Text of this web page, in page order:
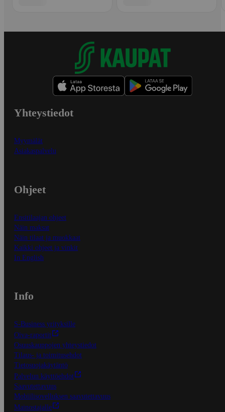
Yhteystiedot
Myymälät
Asiakaspalvelu
Ohjeet
Ensitilaajan ohjeet
Näin maksat
Näin tilaat ja muokkaat
Kaikki ohjeet ja vinkit
In English
Info
S-Business yrityksille
Oiva-raportit
Osuuskauppojen yhteystiedot
Tilaus- ja toimitusehdot
Tietosuojakäytäntö
Palvelun käyttöehdot
Saavutettavuus
Mobiilisovelluksen saavutettavuus
Mainostajalle